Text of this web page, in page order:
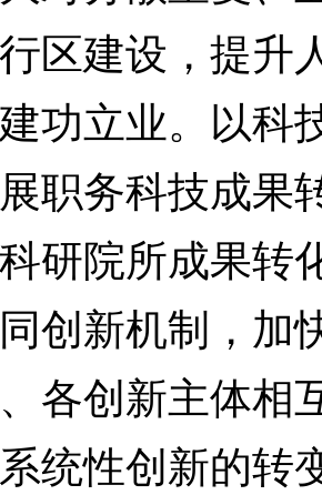
区建设，提升
功立业。以科
职务科技成果
研院所成果转
创新机制，加
各创新主体相
统性创新的转